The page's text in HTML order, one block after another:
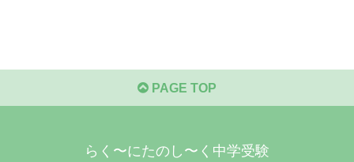
PAGE TOP
らく〜にたのし〜く中学受験